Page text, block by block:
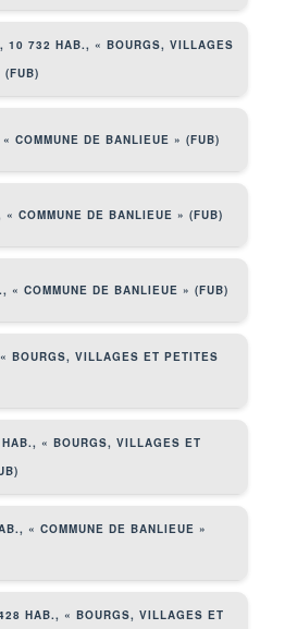
10 732 HAB., « BOURGS, VILLAGES
(FUB)
COMMUNE DE BANLIEUE » (FUB)
COMMUNE DE BANLIEUE » (FUB)
« COMMUNE DE BANLIEUE » (FUB)
BOURGS, VILLAGES ET PETITES
« BOURGS, VILLAGES ET
« COMMUNE DE BANLIEUE »
HAB., « BOURGS, VILLAGES ET